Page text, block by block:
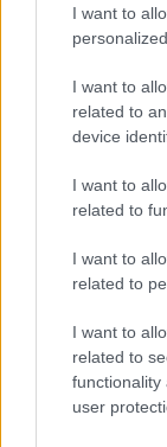
I want to
I want to
related to
device
I want to
related to
I want to
related to
I want to
related to
functionality
user
Tensões